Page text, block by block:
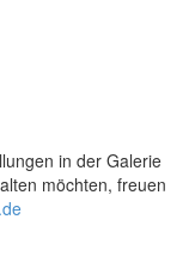
in der Galerie
möchten, freuen